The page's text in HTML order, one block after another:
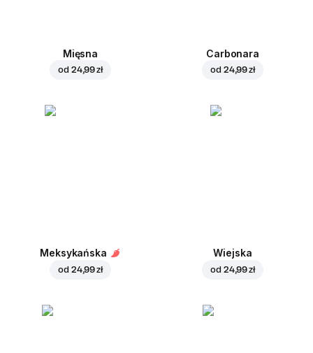
Mięsna
od 24,99 zł
Carbonara
od 24,99 zł
Meksykańska
od 24,99 zł
Wiejska
od 24,99 zł